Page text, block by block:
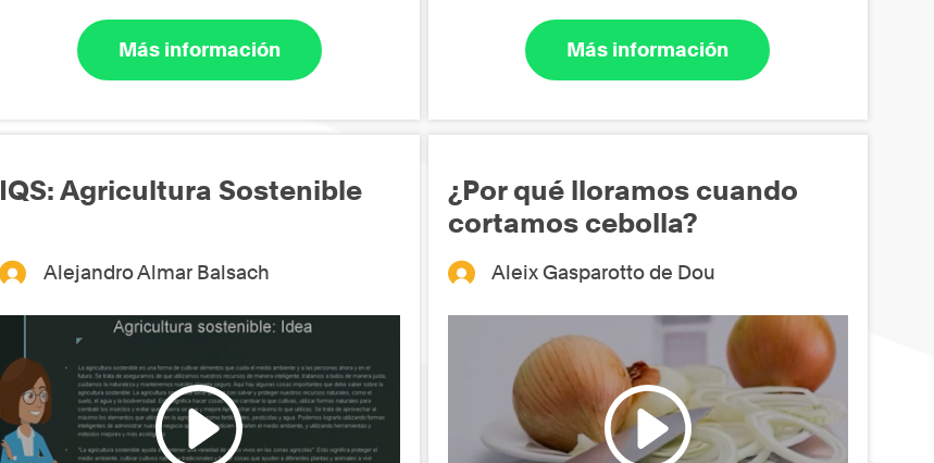
Más información Más información
IQS: Agricultura Sostenible
Alejandro Almar Balsach
¿Por qué lloramos cuando
cortamos cebolla?
Aleix Gasparotto de Dou